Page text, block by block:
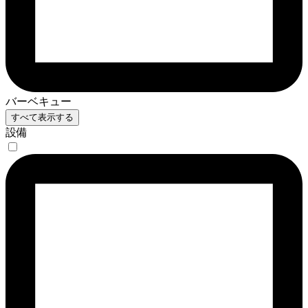
バーベキュー
すべて表示する
設備